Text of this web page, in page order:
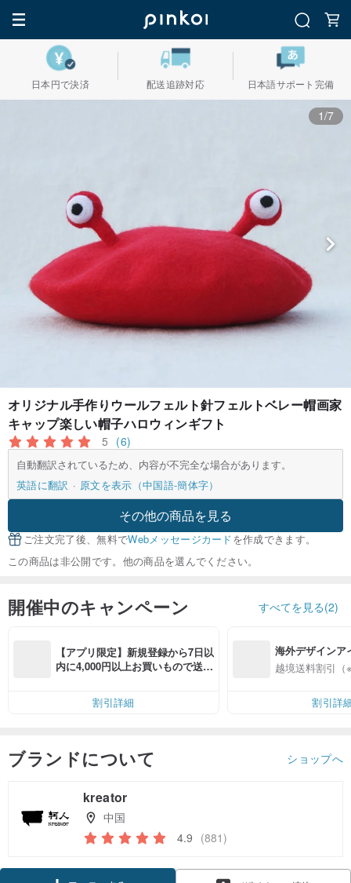
日本円で決済 配送追跡対応 日本語サポート完備
1/7
オリジナル手作りウールフェルト針フェルトベレー帽画家
キャップ楽しい帽子ハロウィンギフト
5 (6)
自動翻訳されているため、内容が不完全な場合があります。
英語に翻訳
原文を表示（中国語-簡体字）
その他の商品を見る
ご注文完了後、無料でWebメッセージカードを作成できます。
この商品は非公開です。他の商品を選んでください。
開催中のキャンペーン すべてを見る(2)
【アプリ限定】新規登録から7日以
内に4,000円以上お買いもので送料
割引詳細
海外デザインア
入
越境送料割引（
割引詳
ブランドについて ショップへ
kreator
中国
4.9 (881)